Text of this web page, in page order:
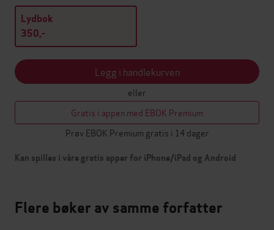
Lydbok
350,-
Legg i handlekurven
eller
Gratis i appen med EBOK Premium
Prøv EBOK Premium gratis i 14 dager
Kan spilles i våre gratis apper for iPhone/iPad og Android
Flere bøker av samme forfatter